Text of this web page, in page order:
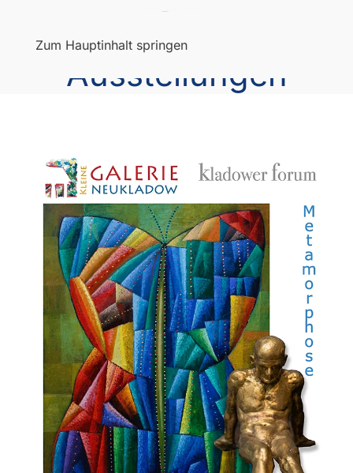
Zum Hauptinhalt springen
Ausstellungen